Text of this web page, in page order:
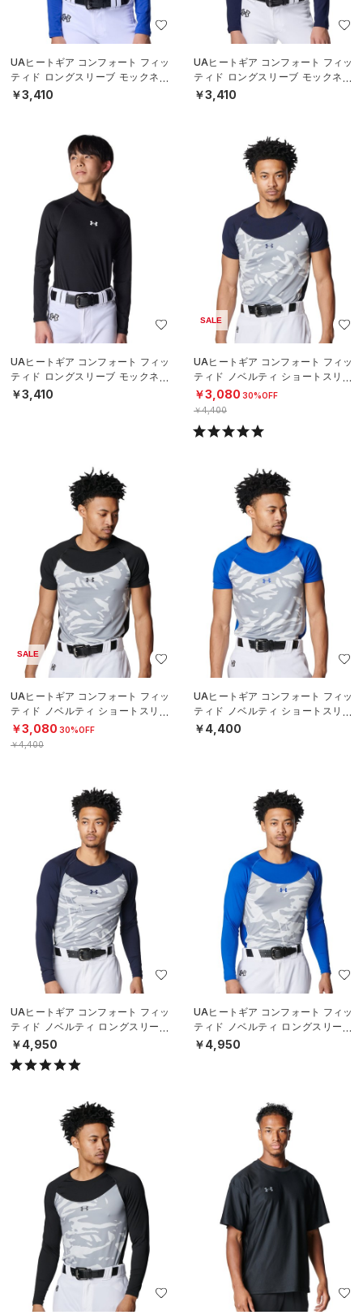
UAヒートギア コンフォート フィッ
ティド ロングスリーブ モックネッ
ク シャツ（ベースボール/BOYS）
￥3,410
UAヒートギア コンフォート フィッ
ティド ロングスリーブ モックネッ
ク シャツ（ベースボール/BOYS）
￥3,410
UAヒートギア コンフォート フィッ
ティド ロングスリーブ モックネッ
ク シャツ（ベースボール/BOYS）
￥3,410
SALE
UAヒートギア コンフォート フィッ
ティド ノベルティ ショートスリー
ブ クルーネック シャツ（ベースボ
ール
￥3,080 30%OFF
￥4,400
SALE
UAヒートギア コンフォート フィッ
ティド ノベルティ ショートスリー
ブ クルーネック シャツ（ベースボ
ール
￥3,080 30%OFF
￥4,400
UAヒートギア コンフォート フィッ
ティド ノベルティ ショートスリー
ブ クルーネック シャツ（ベースボ
￥4,400
UAヒートギア コンフォート フィッ
ティド ノベルティ ロングスリーブ
クルーネック シャツ（ベースボー
ル/M
￥4,950
UAヒートギア コンフォート フィッ
ティド ノベルティ ロングスリーブ
クルーネック シャツ（ベースボー
￥4,950